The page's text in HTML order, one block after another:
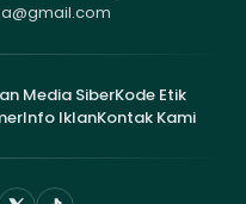
Media SiberKode Etik
Info IklanKontak Kami